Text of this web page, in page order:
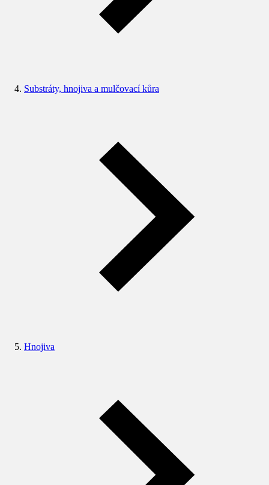
Substráty, hnojiva a mulčovací kůra
Hnojiva